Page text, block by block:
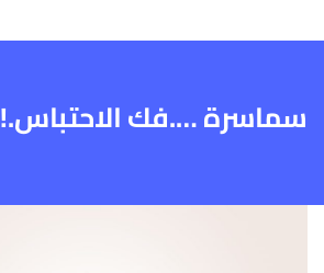
سماسرة ….فك الاحتباس.!